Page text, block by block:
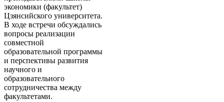
экономики (факультет)
Цзянсийского университета.
В ходе встречи обсуждались
вопросы реализации
совместной
образовательной программы
и перспективы развития
научного и
образовательного
сотрудничества между
факультетами.